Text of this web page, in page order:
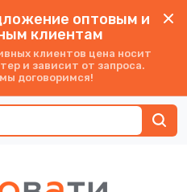
оптовым и
клиентам
клиентов цена носит
и зависит от запроса.
договоримся!